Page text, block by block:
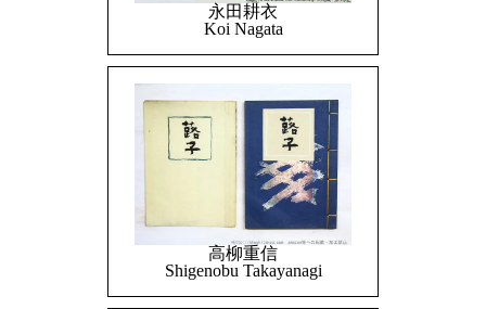
永田耕衣
Koi Nagata
高柳重信
Shigenobu Takayanagi